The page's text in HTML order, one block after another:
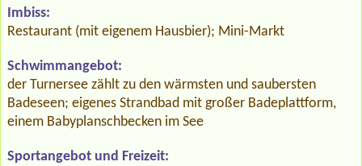
Imbiss:
Restaurant (mit eigenem Hausbier); Mini-Markt
Schwimmangebot:
der Turnersee zählt zu den wärmsten und saubersten
Badeseen; eigenes Strandbad mit großer Badeplattform,
einem Babyplanschbecken im See
Sportangebot und Freizeit: